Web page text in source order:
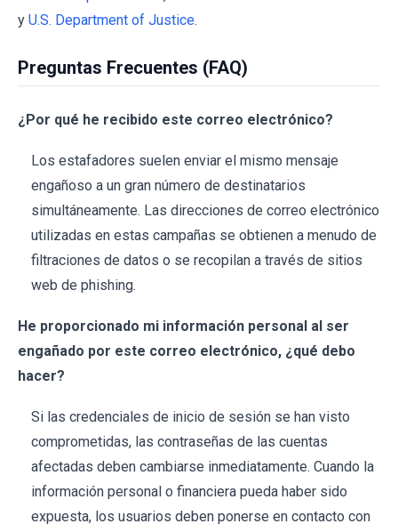
y U.S. Department of Justice.
Preguntas Frecuentes (FAQ)
¿Por qué he recibido este correo electrónico?
Los estafadores suelen enviar el mismo mensaje
engañoso a un gran número de destinatarios
simultáneamente. Las direcciones de correo electrónico
utilizadas en estas campañas se obtienen a menudo de
filtraciones de datos o se recopilan a través de sitios
web de phishing.
He proporcionado mi información personal al ser
engañado por este correo electrónico, ¿qué debo
hacer?
Si las credenciales de inicio de sesión se han visto
comprometidas, las contraseñas de las cuentas
afectadas deben cambiarse inmediatamente. Cuando la
información personal o financiera pueda haber sido
expuesta, los usuarios deben ponerse en contacto con